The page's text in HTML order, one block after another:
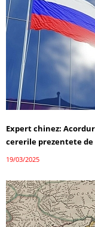
Expert chinez:
cererile prezentete de
19/03/2025